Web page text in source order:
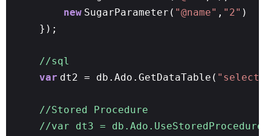
new SugarParameter( "@name" , "2" )
});
//sql
var dt2 = db.Ado.GetDataTable( "select *
//Stored Procedure
//var dt3 =